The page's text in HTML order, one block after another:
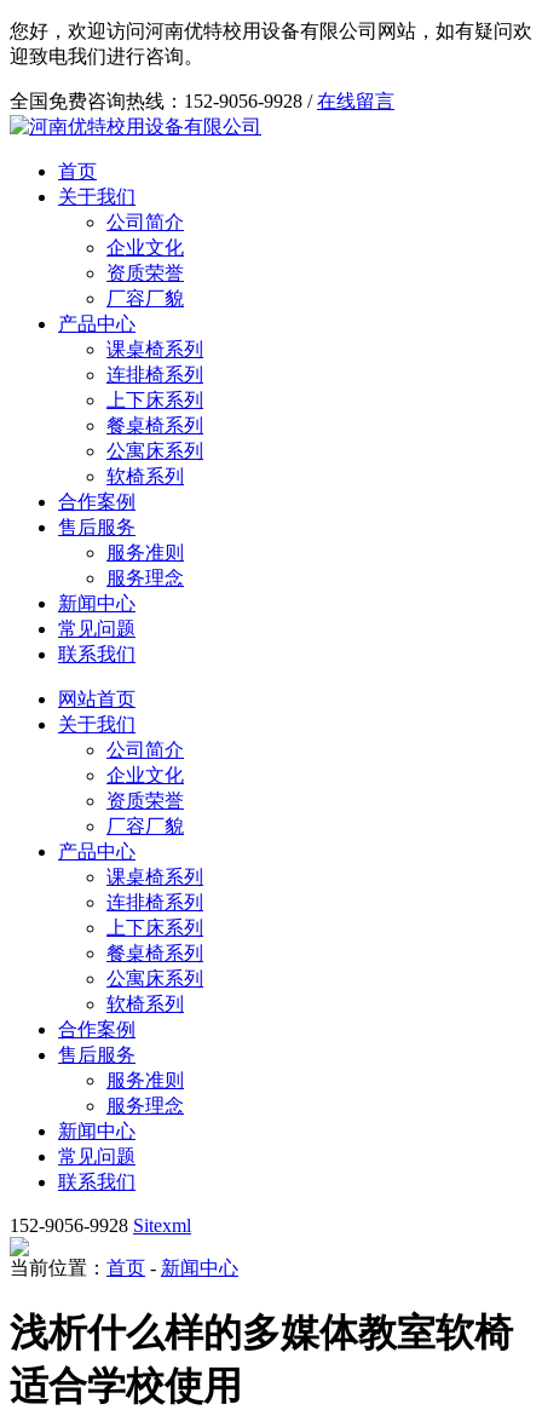
您好，欢迎访问河南优特校用设备有限公司网站，如有疑问欢
迎致电我们进行咨询。
全国免费咨询热线：152-9056-9928 /在线留言
首页
关于我们
公司简介
企业文化
资质荣誉
厂容厂貌
产品中心
课桌椅系列
连排椅系列
上下床系列
餐桌椅系列
公寓床系列
软椅系列
合作案例
售后服务
服务准则
服务理念
新闻中心
常见问题
联系我们
网站首页
关于我们
公司简介
企业文化
资质荣誉
厂容厂貌
产品中心
课桌椅系列
连排椅系列
上下床系列
餐桌椅系列
公寓床系列
软椅系列
合作案例
售后服务
服务准则
服务理念
新闻中心
常见问题
联系我们
152-9056-9928 Sitexml
当前位置： 首页 - 新闻中心
浅析什么样的多媒体教室软椅
适合学校使用